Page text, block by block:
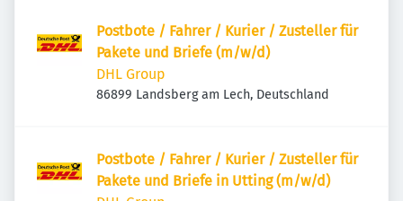
Postbote / Fahrer / Kurier / Zusteller für
Pakete und Briefe (m/w/d)
DHL Group
86899 Landsberg am Lech, Deutschland
Postbote / Fahrer / Kurier / Zusteller für
Pakete und Briefe in Utting (m/w/d)